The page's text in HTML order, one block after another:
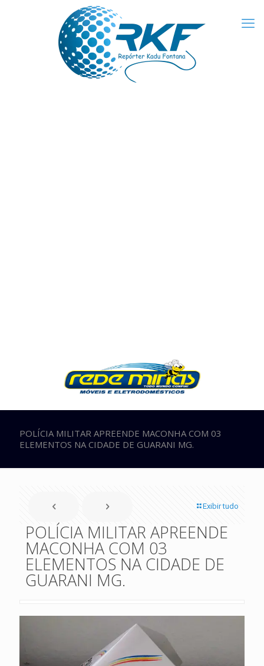
POLÍCIA MILITAR APREENDE MACONHA COM 03
ELEMENTOS NA CIDADE DE GUARANI MG.
Exibir tudo
POLÍCIA MILITAR APREENDE
MACONHA COM 03
ELEMENTOS NA CIDADE DE
GUARANI MG.